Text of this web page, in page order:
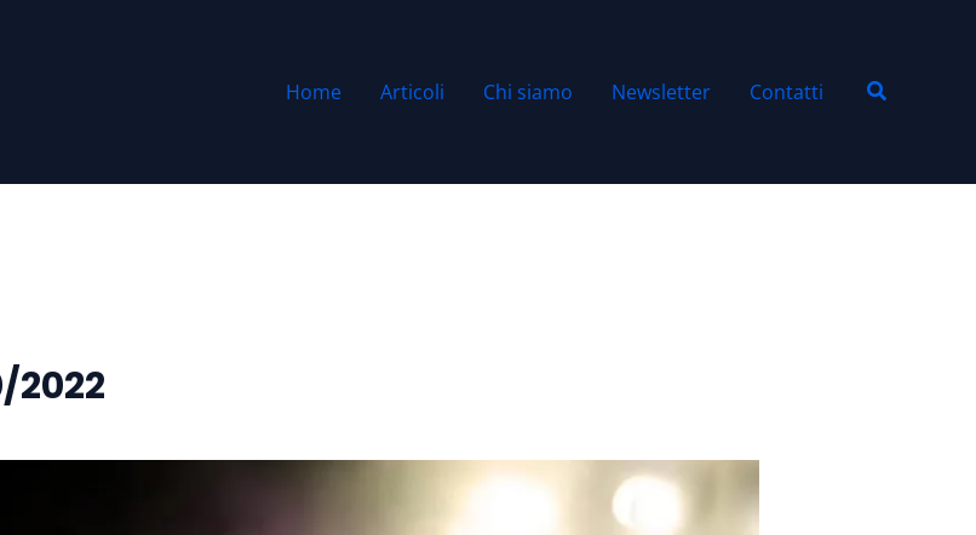
Home Articoli Chi siamo Newsletter Contatti Cerca
2022